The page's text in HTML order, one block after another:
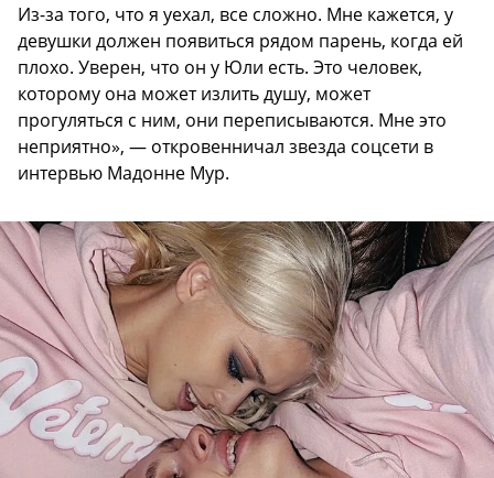
Из-за того, что я уехал, все сложно. Мне кажется, у
девушки должен появиться рядом парень, когда ей
плохо. Уверен, что он у Юли есть. Это человек,
которому она может излить душу, может
прогуляться с ним, они переписываются. Мне это
неприятно», — откровенничал звезда соцсети в
интервью Мадонне Мур.